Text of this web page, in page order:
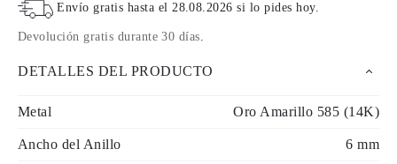
Envío gratis hasta el28.08.2026 si lo pides hoy.
Devolución gratis durante 30 días.
DETALLES DEL PRODUCTO
Metal Oro Amarillo 585 (14K)
Ancho del Anillo 6 mm